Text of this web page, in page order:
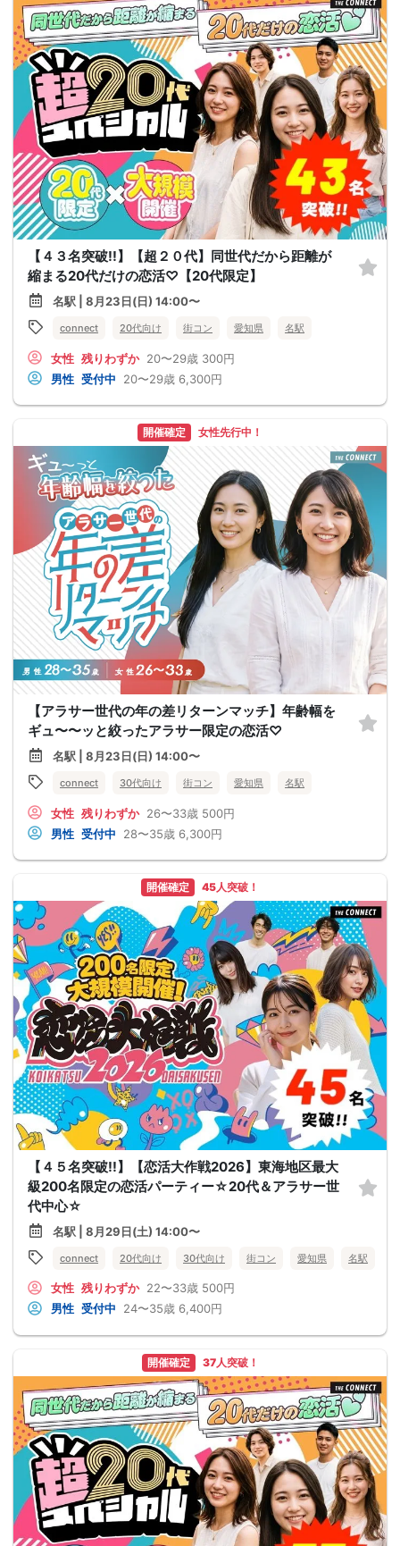
【４３名突破!!】【超２０代】同世代だから距離が
縮まる20代だけの恋活♡【20代限定】
名駅 | 8月23日(日) 14:00〜
connect 20代向け 街コン 愛知県 名駅
女性 残りわずか 20〜29歳 300円
男性 受付中 20〜29歳 6,300円
開催確定 女性先行中！
【アラサー世代の年の差リターンマッチ】年齢幅を
ギュ〜〜ッと絞ったアラサー限定の恋活♡
名駅 | 8月23日(日) 14:00〜
connect 30代向け 街コン 愛知県 名駅
女性 残りわずか 26〜33歳 500円
男性 受付中 28〜35歳 6,300円
開催確定 45人突破！
【４５名突破!!】【恋活大作戦2026】東海地区最大
級200名限定の恋活パーティー☆20代＆アラサー世
代中心☆
名駅 | 8月29日(土) 14:00〜
connect 20代向け 30代向け 街コン 愛知県 名駅
女性 残りわずか 22〜33歳 500円
男性 受付中 24〜35歳 6,400円
開催確定 37人突破！